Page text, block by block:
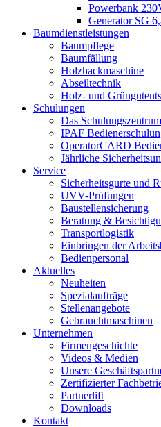
Powerbank
Generator SG
Baumdienstleistungen
Baumpflege
Baumfällung
Holzhackmaschine
Abseiltechnik
Holz- und
Schulungen
Das Schulungszentrum
IPAF
OperatorCARD
Jährliche
Service
Sicherheitsgurte und
UVV-Prüfungen
Baustellensicherung
Beratung &
Transportlogistik
Einbringen der
Bedienpersonal
Aktuelles
Neuheiten
Spezialaufträge
Stellenangebote
Gebrauchtmaschinen
Unternehmen
Firmengeschichte
Videos & Medien
Unsere
Zertifizierter
Partnerlift
Downloads
Kontakt